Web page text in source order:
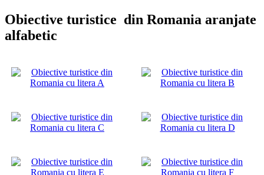
Obiective turistice din Romania aranjate
alfabetic